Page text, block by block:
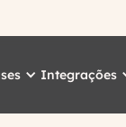
Integrações